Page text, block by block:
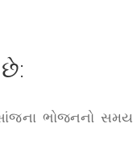
ભોજનનો સમય